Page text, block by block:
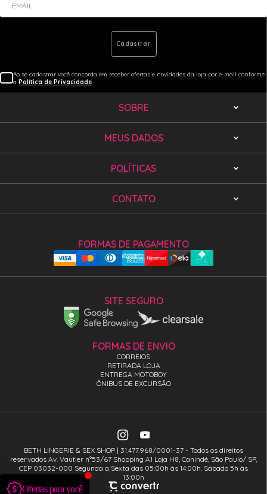
EMAIL
Cadastrar
Ao se cadastrar você concorda em receber ofertas e novidades da loja por e-mail conforme
aPolítica de Privacidade
SOBRE
MEUS DADOS
POLÍTICAS
CONTATO
SITE SEGURO
FORMAS DE PAGAMENTO
FORMAS DE ENVIO
CORREIOS
RETIRADA LOJA
ENTREGA MOTOBOY
ÔNIBUS DE EXCURSÃO
BETH LINGERIE & SEX SHOP | 31.477.968/0001-37 - Todos os direitos
reservados Av. Vautier n°53/67 Shopping A1 Loja H8, Canindé, São Paulo/ SP,
CEP 03032-000 Segunda a Sexta das 05:00h às 14:00h. Sábado 5h às
13:00h